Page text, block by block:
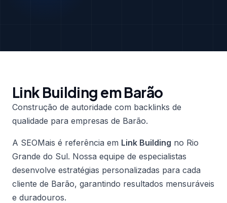
Link Building em Barão
Construção de autoridade com backlinks de
qualidade para empresas de Barão.
A SEOMais é referência em Link Building no Rio
Grande do Sul. Nossa equipe de especialistas
desenvolve estratégias personalizadas para cada
cliente de Barão, garantindo resultados mensuráveis
e duradouros.